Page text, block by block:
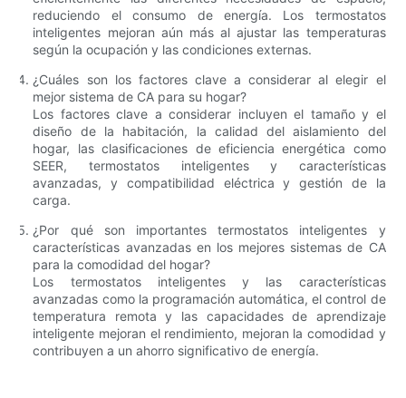
reduciendo el consumo de energía. Los termostatos
inteligentes mejoran aún más al ajustar las temperaturas
según la ocupación y las condiciones externas.
¿Cuáles son los factores clave a considerar al elegir el
mejor sistema de CA para su hogar?
Los factores clave a considerar incluyen el tamaño y el
diseño de la habitación, la calidad del aislamiento del
hogar, las clasificaciones de eficiencia energética como
SEER, termostatos inteligentes y características
avanzadas, y compatibilidad eléctrica y gestión de la
carga.
¿Por qué son importantes termostatos inteligentes y
características avanzadas en los mejores sistemas de CA
para la comodidad del hogar?
Los termostatos inteligentes y las características
avanzadas como la programación automática, el control de
temperatura remota y las capacidades de aprendizaje
inteligente mejoran el rendimiento, mejoran la comodidad y
contribuyen a un ahorro significativo de energía.